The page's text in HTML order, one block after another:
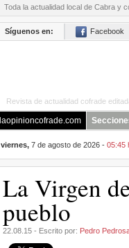
Toda la actualidad local de Cabra y
Síguenos en: Facebook
Revista de actualidad cofrade
laopinioncofrade.com
viernes,7 de agosto de 2026 - 05:45
La Virgen
pueblo
22.08.15 - Escrito por: Pedro